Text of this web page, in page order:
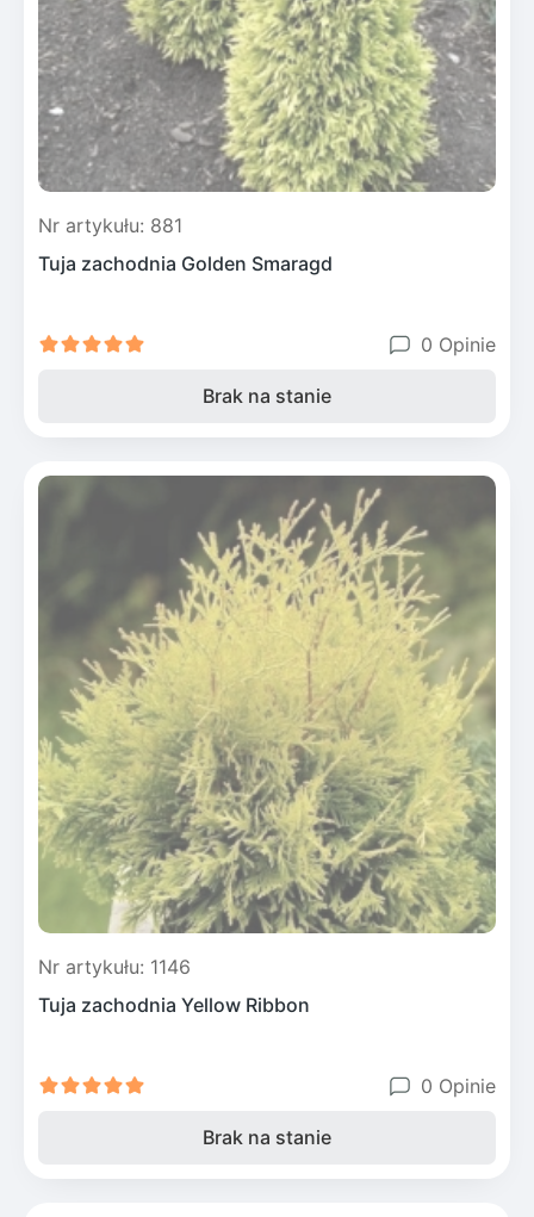
Nr artykułu: 881
Tuja zachodnia Golden Smaragd
0 Opinie
Brak na stanie
Nr artykułu: 1146
Tuja zachodnia Yellow Ribbon
0 Opinie
Brak na stanie